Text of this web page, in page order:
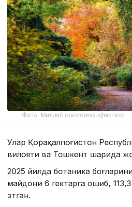
Фото: Миллий статистика қўмитаси
Улар Қорақалпоғистон
вилояти ва Тошкент шаҳрида
2025 йилда ботаника
майдони 6 гектарга ошиб,
этган.